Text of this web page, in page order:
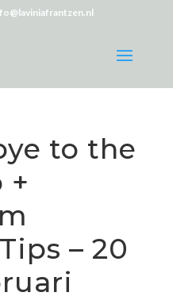
to the
+
– 20